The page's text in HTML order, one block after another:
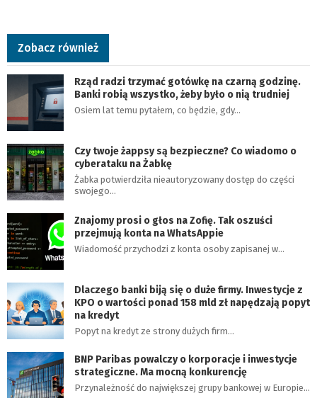
Zobacz również
Rząd radzi trzymać gotówkę na czarną godzinę.
Banki robią wszystko, żeby było o nią trudniej
Osiem lat temu pytałem, co będzie, gdy…
Czy twoje żappsy są bezpieczne? Co wiadomo o
cyberataku na Żabkę
Żabka potwierdziła nieautoryzowany dostęp do części
swojego…
Znajomy prosi o głos na Zofię. Tak oszuści
przejmują konta na WhatsAppie
Wiadomość przychodzi z konta osoby zapisanej w…
Dlaczego banki biją się o duże firmy. Inwestycje z
KPO o wartości ponad 158 mld zł napędzają popyt
na kredyt
Popyt na kredyt ze strony dużych firm…
BNP Paribas powalczy o korporacje i inwestycje
strategiczne. Ma mocną konkurencję
Przynależność do największej grupy bankowej w Europie…